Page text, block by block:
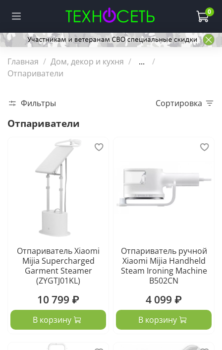
0
Главная Дом, декор и кухня
...
Отпариватели
Фильтры Сортировка
Отпариватели
Отпариватель Xiaomi
Mijia Supercharged
Garment Steamer
(ZYGTJ01KL)
10 799 ₽
В корзину
Отпариватель ручной
Xiaomi Mijia Handheld
Steam Ironing Machine
B502CN
4 099 ₽
В корзину